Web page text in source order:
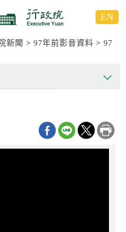
EN
新聞 97年前影音資料
97